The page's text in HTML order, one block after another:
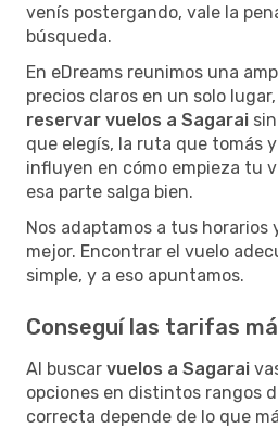
venís postergando, vale la
búsqueda.
En eDreams reunimos una
precios claros en un solo
reservar vuelos a Sagarai
que elegís, la ruta que tomás
influyen en cómo empieza tu
esa parte salga bien.
Nos adaptamos a tus horarios
mejor. Encontrar el vuelo
simple, y a eso apuntamos.
Conseguí las tarifas
Al buscar vuelos a Sagarai
opciones en distintos rangos
correcta depende de lo que